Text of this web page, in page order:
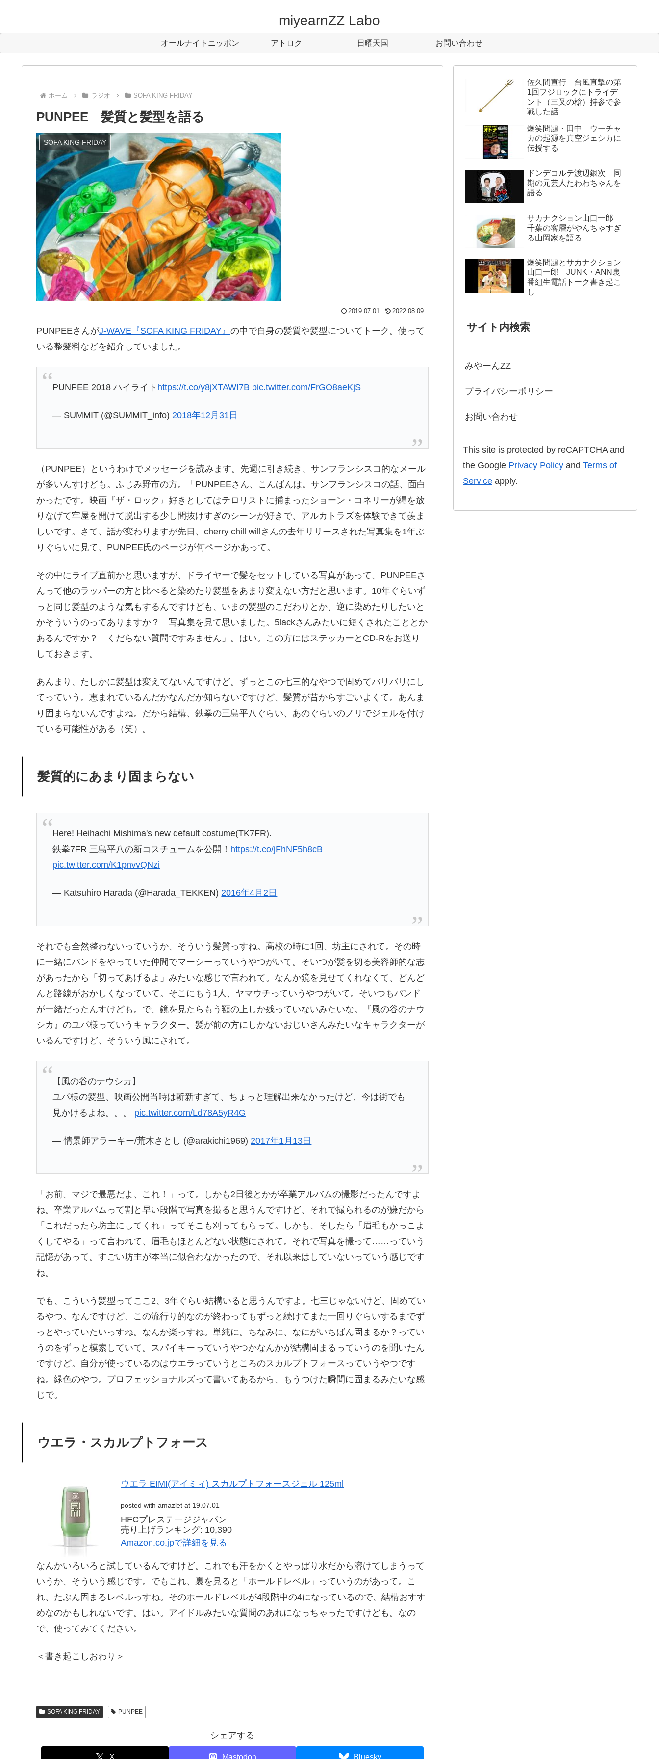
miyearnZZ Labo
オールナイトニッポン アトロク 日曜天国 お問い合わせ
ホーム ラジオ SOFA KING FRIDAY
PUNPEE 髪質と髪型を語る
SOFA KING FRIDAY
2019.07.01 2022.08.09
PUNPEEさんがJ-WAVE『SOFA KING FRIDAY』 の中で自身の髪質や髪型についてトーク。使って
いる整髪料などを紹介していました。
PUNPEE 2018 ハイライト https://t.co/y8jXTAWI7B pic.twitter.com/FrGO8aeKjS
— SUMMIT (@SUMMIT_info) 2018年12月31日
（PUNPEE）というわけでメッセージを読みます。先週に引き続き、サンフランシスコ的なメール
が多いんすけども。ふじみ野市の方。「PUNPEEさん、こんばんは。サンフランシスコの話、面白
かったです。映画『ザ・ロック』好きとしてはテロリストに捕まったショーン・コネリーが縄を放
りなげて牢屋を開けて脱出する少し間抜けすぎのシーンが好きで、アルカトラズを体験できて羨ま
しいです。さて、話が変わりますが先日、cherry chill willさんの去年リリースされた写真集を1年ぶ
りぐらいに見て、PUNPEE氏のページが何ページかあって。
その中にライブ直前かと思いますが、ドライヤーで髪をセットしている写真があって、PUNPEEさ
んって他のラッパーの方と比べると染めたり髪型をあまり変えない方だと思います。10年ぐらいず
っと同じ髪型のような気もするんですけども、いまの髪型のこだわりとか、逆に染めたりしたいと
かそういうのってありますか？ 写真集を見て思いました。5lackさんみたいに短くされたこととか
あるんですか？ くだらない質問ですみません」。はい。この方にはステッカーとCD-Rをお送り
しておきます。
あんまり、たしかに髪型は変えてないんですけど。ずっとこの七三的なやつで固めてバリバリにし
てっていう。恵まれているんだかなんだか知らないですけど、髪質が昔からすごいよくて。あんま
り固まらないんですよね。だから結構、鉄拳の三島平八ぐらい、あのぐらいのノリでジェルを付け
ている可能性がある（笑）。
髪質的にあまり固まらない
Here! Heihachi Mishima's new default costume(TK7FR).
鉄拳7FR 三島平八の新コスチュームを公開！ https://t.co/jFhNF5h8cB
pic.twitter.com/K1pnvvQNzi
— Katsuhiro Harada (@Harada_TEKKEN) 2016年4月2日
それでも全然整わないっていうか、そういう髪質っすね。高校の時に1回、坊主にされて。その時
に一緒にバンドをやっていた仲間でマーシーっていうやつがいて。そいつが髪を切る美容師的な志
があったから「切ってあげるよ」みたいな感じで言われて。なんか鏡を見せてくれなくて、どんど
んと路線がおかしくなっていて。そこにもう1人、ヤマウチっていうやつがいて。そいつもバンド
が一緒だったんすけども。で、鏡を見たらもう額の上しか残っていないみたいな。『風の谷のナウ
シカ』のユパ様っていうキャラクター。髪が前の方にしかないおじいさんみたいなキャラクターが
いるんですけど、そういう風にされて。
【風の谷のナウシカ】
ユパ様の髪型、映画公開当時は斬新すぎて、ちょっと理解出来なかったけど、今は街でも
見かけるよね。。。 pic.twitter.com/Ld78A5yR4G
— 情景師アラーキー/荒木さとし (@arakichi1969) 2017年1月13日
「お前、マジで最悪だよ、これ！」って。しかも2日後とかが卒業アルバムの撮影だったんですよ
ね。卒業アルバムって割と早い段階で写真を撮ると思うんですけど、それで撮られるのが嫌だから
「これだったら坊主にしてくれ」ってそこも刈ってもらって。しかも、そしたら「眉毛もかっこよ
くしてやる」って言われて、眉毛もほとんどない状態にされて。それで写真を撮って……っていう
記憶があって。すごい坊主が本当に似合わなかったので、それ以来はしていないっていう感じです
ね。
でも、こういう髪型ってここ2、3年ぐらい結構いると思うんですよ。七三じゃないけど、固めてい
るやつ。なんですけど、この流行り的なのが終わってもずっと続けてまた一回りぐらいするまでず
っとやっていたいっすね。なんか楽っすね。単純に。ちなみに、なにがいちばん固まるか？ってい
うのをずっと模索していて。スパイキーっていうやつかなんかが結構固まるっていうのを聞いたん
ですけど。自分が使っているのはウエラっていうところのスカルプトフォースっていうやつです
ね。緑色のやつ。プロフェッショナルズって書いてあるから、もうつけた瞬間に固まるみたいな感
じで。
ウエラ・スカルプトフォース
ウエラ EIMI(アイミィ) スカルプトフォースジェル 125ml
posted with amazlet at 19.07.01
HFCプレステージジャパン
売り上げランキング: 10,390
Amazon.co.jpで詳細を見る
なんかいろいろと試しているんですけど。これでも汗をかくとやっぱり水だから溶けてしまうって
いうか、そういう感じです。でもこれ、裏を見ると「ホールドレベル」っていうのがあって。こ
れ、たぶん固まるレベルっすね。そのホールドレベルが4段階中の4になっているので、結構おすす
めなのかもしれないです。はい。アイドルみたいな質問のあれになっちゃったですけども。なの
で、使ってみてください。
＜書き起こしおわり＞
SOFA KING FRIDAY PUNPEE
シェアする
X Mastodon Bluesky
佐久間宣行 台風直撃の第
1回フジロックにトライデ
ント（三叉の槍）持参で参
戦した話
爆笑問題・田中 ウーチャ
カの起源を真空ジェシカに
伝授する
ドンデコルテ渡辺銀次 同
期の元芸人たわわちゃんを
語る
サカナクション山口一郎
千葉の客層がやんちゃすぎ
る山岡家を語る
爆笑問題とサカナクション
山口一郎 JUNK・ANN裏
番組生電話トーク書き起こ
し
サイト内検索
みやーんZZ
プライバシーポリシー
お問い合わせ
This site is protected by reCAPTCHA and
the Google Privacy Policy and Terms of
Service apply.